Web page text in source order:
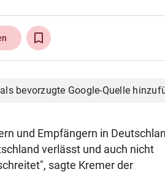
bevorzugte Google-Quelle
und Empfängern in
verlässt und auch nicht
sagte Kremer der